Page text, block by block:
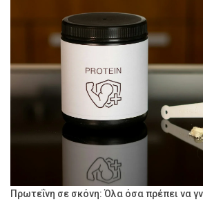
Πρωτεΐνη σε σκόνη: Όλα όσα πρέπει να